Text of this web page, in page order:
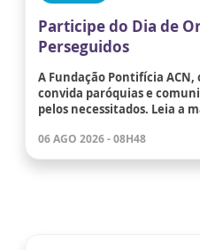
Participe do Dia de
Perseguidos
A Fundação Pontifícia ACN,
convida paróquias e
pelos necessitados. Leia a
06 AGO 2026 - 08H48